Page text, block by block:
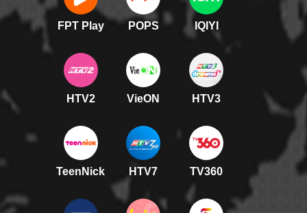
FPT Play POPS IQIYI
HTV2 VieON HTV3
TeenNick HTV7 TV360